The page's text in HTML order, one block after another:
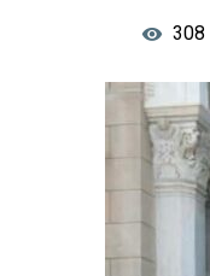
308